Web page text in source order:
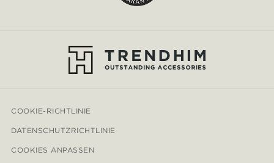
COOKIE-RICHTLINIE
DATENSCHUTZRICHTLINIE
COOKIES ANPASSEN